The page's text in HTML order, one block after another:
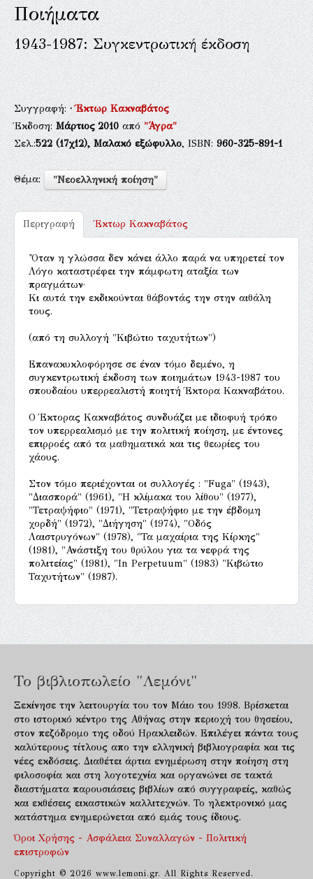
Ποιήματα
1943-1987: Συγκεντρωτική έκδοση
Συγγραφή:·Έκτωρ Κακναβάτος
Έκδοση:Μάρτιος 2010από"Άγρα"
Σελ.:522 (17χ12), Μαλακό εξώφυλλο, ISBN:960-325-891-1
Θέμα: "Νεοελληνική ποίηση"
Περιγραφή Έκτωρ Κακναβάτος
'Όταν η γλώσσα δεν κάνει άλλο παρά να υπηρετεί τον
Λόγο καταστρέφει την πάμφωτη αταξία των
πραγμάτων·
Κι αυτά την εκδικούνται θάβοντάς την στην αιθάλη
τους.
(από τη συλλογή "Κιβώτιο ταχυτήτων")
Επανακυκλοφόρησε σε έναν τόμο δεμένο, η
συγκεντρωτική έκδοση των ποιημάτων 1943-1987 του
σπουδαίου υπερρεαλιστή ποιητή Έκτορα Κακναβάτου.
Ο Έκτορας Κακναβάτος συνδυάζει με ιδιοφυή τρόπο
τον υπερρεαλισμό με την πολιτική ποίηση, με έντονες
επιρροές από τα μαθηματικά και τις θεωρίες του
χάους.
Στον τόμο περιέχονται οι συλλογές : "Fuga" (1943),
"Διασπορά" (1961), "Η κλίμακα του λίθου" (1977),
"Τετραψήφιο" (1971), "Τετραψήφιο με την έβδομη
χορδή" (1972), "Διήγηση" (1974), "Οδός
Λαιστρυγόνων" (1978), "Τα μαχαίρια της Κίρκης"
(1981), "Ανάστιξη του θρύλου για τα νεφρά της
πολιτείας" (1981), "In Perpetuum" (1983) "Κιβώτιο
Ταχυτήτων" (1987).
Το βιβλιοπωλείο "Λεμόνι"
Ξεκίνησε την λειτουργία του τον Μάιο του 1998. Βρίσκεται
στο ιστορικό κέντρο της Αθήνας στην περιοχή του θησείου,
στον πεζόδρομο της οδού Ηρακλειδών. Επιλέγει πάντα τους
καλύτερους τίτλους απο την ελληνική βιβλιογραφία και τις
νέες εκδόσεις. Διαθέτει άρτια ενημέρωση στην ποίηση στη
φιλοσοφία και στη λογοτεχνία και οργανώνει σε τακτά
διαστήματα παρουσιάσεις βιβλίων από συγγραφείς, καθώς
και εκθέσεις εικαστικών καλλιτεχνών. Το ηλεκτρονικό μας
κατάστημα ενημερώνεται από εμάς τους ίδιους.
Όροι Χρήσης - Ασφάλεια Συναλλαγών - Πολιτική
επιστροφών
Copyright © 2026 www.lemoni.gr. All Rights Reserved.